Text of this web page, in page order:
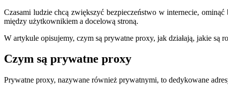
Czasami ludzie chcą zwiększyć bezpieczeństwo w internecie,
między użytkownikiem a docelową stroną.
W artykule opisujemy, czym są prywatne proxy, jak działają, jakie są
Czym są prywatne proxy
Prywatne proxy, nazywane również prywatnymi, to dedykowane